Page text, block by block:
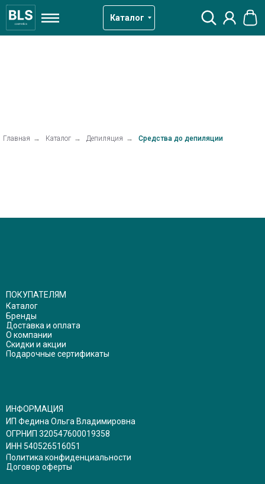
Каталог
Главная → Каталог → Депиляция → Средства до депиляции
ПОКУПАТЕЛЯМ
Каталог
Бренды
Доставка и оплата
О компании
Скидки и акции
Подарочные сертификаты
ИНФОРМАЦИЯ
ИП Федина Ольга Владимировна
ОГРНИП 320547600019358
ИНН 540526516051
Политика конфиденциальности
Договор оферты